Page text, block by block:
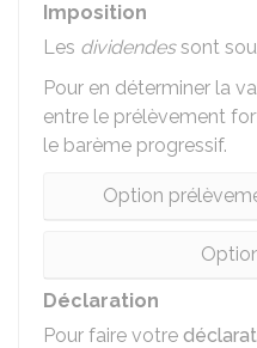
Imposition
Les dividendessont
Pour en déterminer la
entre le prélèvement
le barème progressif.
Option
Déclaration
Pour faire votre